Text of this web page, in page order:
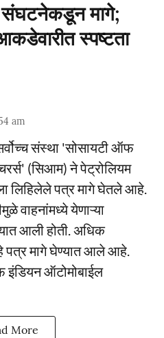
मागे;
स्पष्टता
am
सर्वोच्च संस्था 'सोसायटी ऑफ
(सिआम) ने पेट्रोलियम
लिहिलेले पत्र मागे घेतले आहे.
वाहनांमध्ये येणाऱ्या
आली होती. अधिक
पत्र मागे घेण्यात आले आहे.
इंडियन ऑटोमोबाईल
More